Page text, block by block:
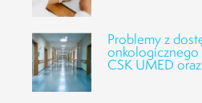
Problemy z
CSK UMED